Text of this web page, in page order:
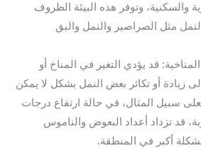
والسكنية، وتوفر هذه البيئة الظروف
النمل مثل الصراصير والنمل والبق
قد يؤدي التغير في المناخ أو
زيادة أو تكاثر بعض النمل بشكل لا يمكن
سبيل المثال، في حالة ارتفاع درجات
قد تزداد أعداد البعوض والناموس
أكبر في المنطقة.